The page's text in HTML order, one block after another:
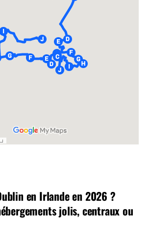
en Irlande en 2026 ?
jolis, centraux ou